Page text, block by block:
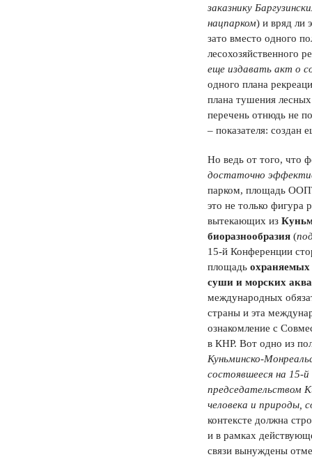
заказнику
нацпарком) и вряд ли
зато вместо одного
лесохозяйственного
еще издавать акт о
одного плана
плана тушения
перечень отнюдь не
– показателя: создан
Но ведь от того, что
достаточно
парком, площадь
это не только фигура
вытекающих из
биоразнообразия (
15-й Конференции
площадь охраняемых
суши и морских
международных
страны и эта
ознакомление с
в КНР. Вот одно из
Куньминско-
состоявшееся на 15-
председательством
человека и природы,
контексте должна
и в рамках
связи вынуждены